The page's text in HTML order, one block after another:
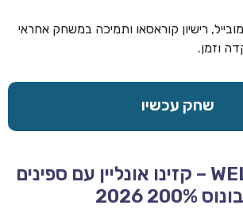
רישיון קוראסאו ותמיכה במשחק אחראי
וזמן.
שחק עכשיו
WELLE CASINO – קזינו אונליין עם ספינים
2026